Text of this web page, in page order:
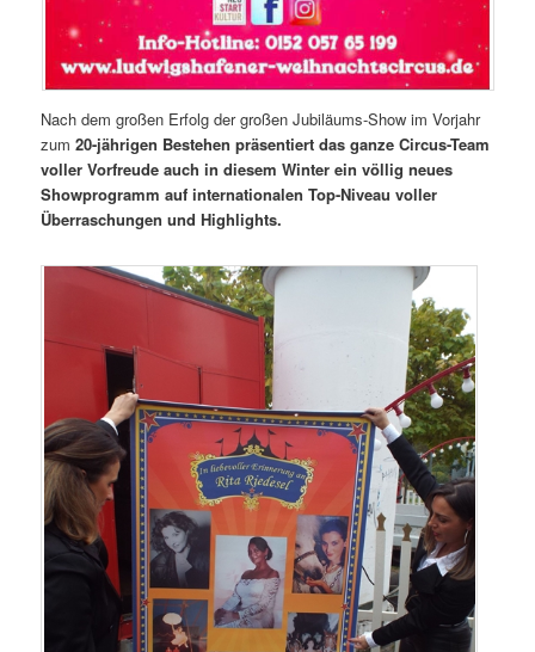
Nach dem großen Erfolg der großen Jubiläums-Show im Vorjahr
zum20-jährigen Bestehen präsentiert das ganze Circus-Team
voller Vorfreude auch in diesem Winter ein völlig neues
Showprogramm auf internationalen Top-Niveau voller
Überraschungen und Highlights.